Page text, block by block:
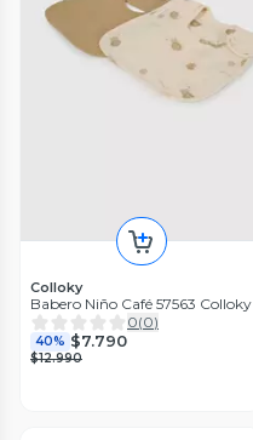
Colloky
Babero Niño Café 57563 Colloky
0(0)
40% $7.790
$12.990